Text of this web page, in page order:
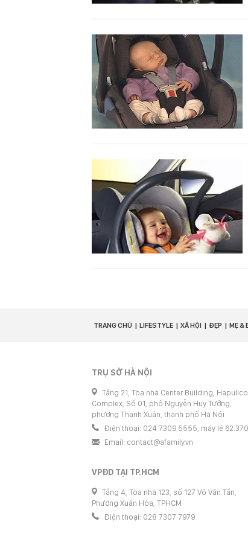
TRANG CHỦ LIFESTYLE XÃ HỘI ĐẸP MẸ &
TRỤ SỞ HÀ NỘI
Tầng 21, Tòa nhà Center Building, Hapulico
Complex, Số 01, phố Nguyễn Huy Tưởng,
phường Thanh Xuân, thành phố Hà Nội
Điện thoại: 024 7309 5555, máy lẻ 62.370
Email: contact@afamily.vn
VPĐD TẠI TP.HCM
Tầng 4, Tòa nhà 123, số 127 Võ Văn Tần,
Phường Xuân Hòa, TPHCM
Điện thoại: 028 7307 7979